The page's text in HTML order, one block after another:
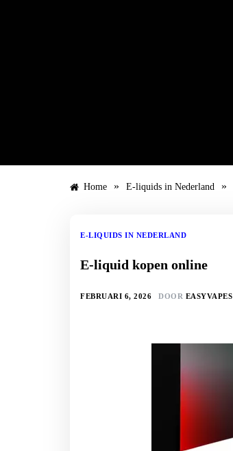
Home » E-liquids in Nederland »
E-LIQUIDS IN NEDERLAND
E-liquid kopen online
FEBRUARI 6, 2026 DOOR EASYVAPES